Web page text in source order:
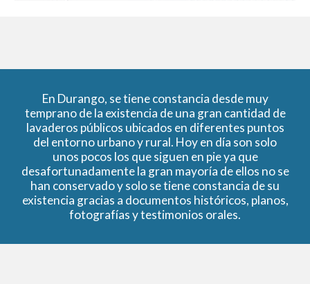
En Durango, se tiene constancia desde muy
temprano de la existencia de una gran cantidad de
lavaderos públicos ubicados en diferentes puntos
del entorno urbano y rural. Hoy en día son solo
unos pocos los que siguen en pie ya que
desafortunadamente la gran mayoría de ellos no se
han conservado y solo se tiene constancia de su
existencia gracias a documentos históricos, planos,
fotografías y testimonios orales.